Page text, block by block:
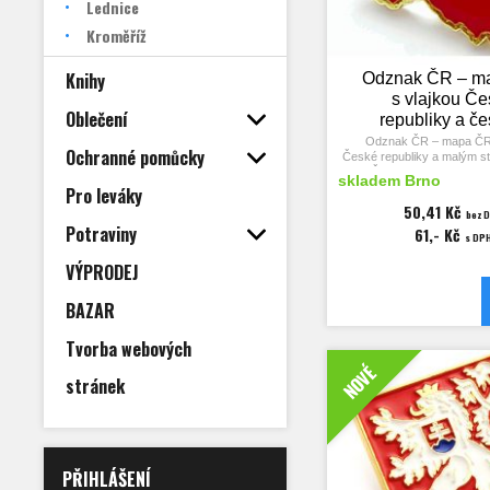
Lednice
Kroměříž
Knihy
Oblečení
Ochranné pomůcky
Pro leváky
Potraviny
VÝPRODEJ
BAZAR
Tvorba webových
stránek
PŘIHLÁŠENÍ
Odznak ČR –
s vlajkou
republiky a
lvem
Odznak ČR – mapa
České republiky a malým
skladem Brno
50,41 Kčbez
61,- Kč s
NOVÉ